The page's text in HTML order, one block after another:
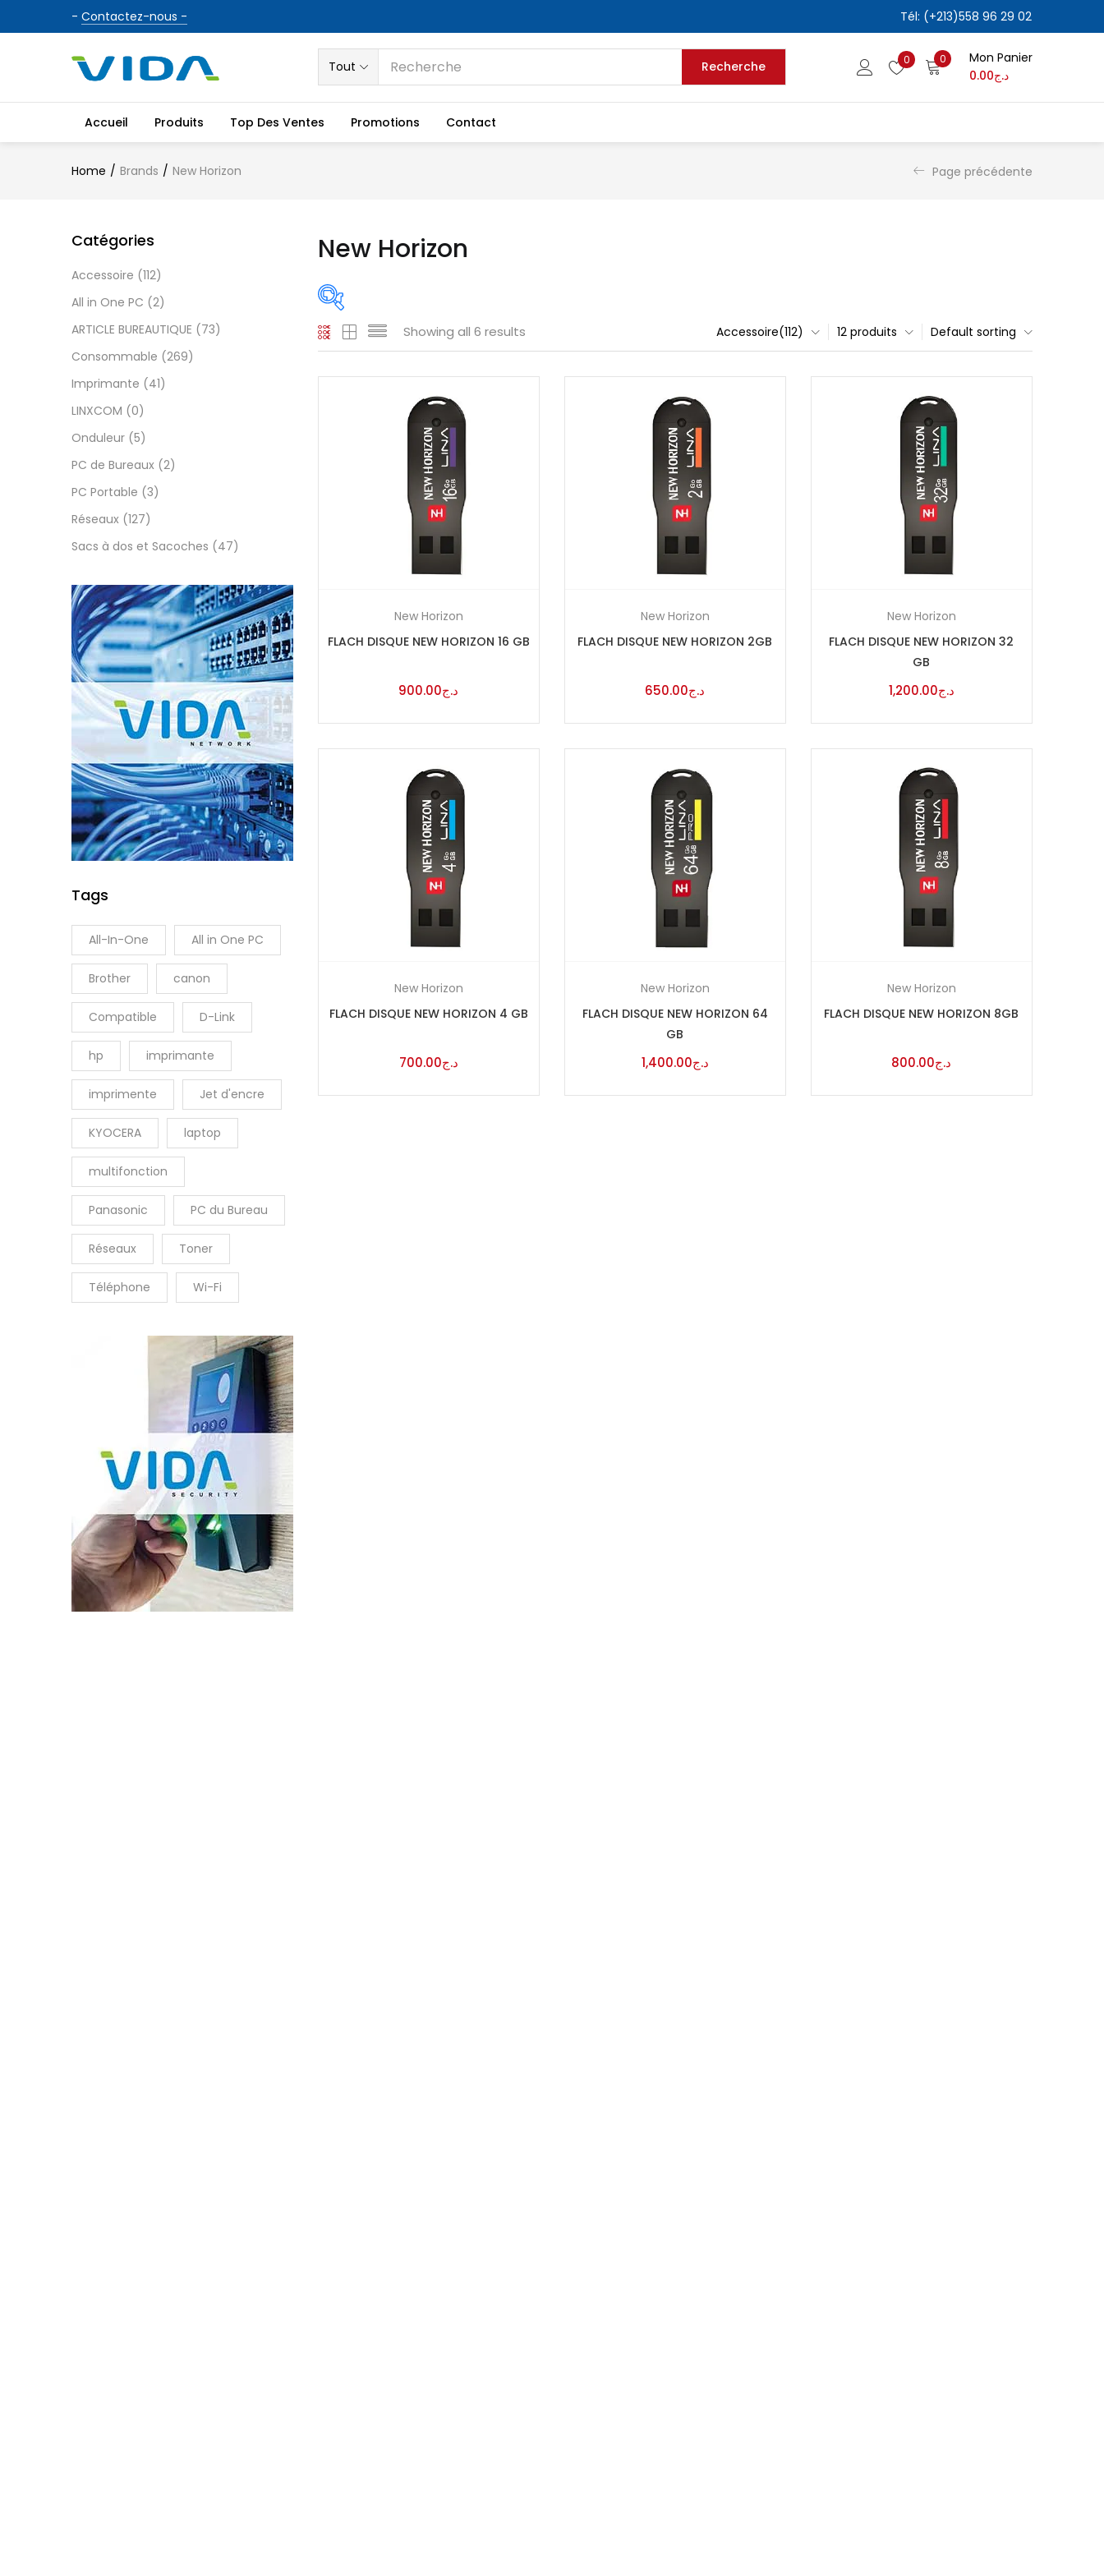
- Contactez-nous - Tél: (+213)558 96 29 02
Tout Recherche 0 0
Mon Panier
د.ج0.00
Accueil Produits Top Des Ventes Promotions Contact
Home Brands New Horizon Page précédente
New Horizon
Price
د.ج650 — د.ج1,400
Tags
Showing all 6 results Default sorting
12 produits
Accessoire(112)
New Horizon
FLACH DISQUE NEW HORIZON 16 GB
د.ج900.00
New Horizon
FLACH DISQUE NEW HORIZON 2GB
د.ج650.00
New Horizon
FLACH DISQUE NEW HORIZON 32
GB
د.ج1,200.00
New Horizon
FLACH DISQUE NEW HORIZON 4 GB
د.ج700.00
New Horizon
FLACH DISQUE NEW HORIZON 64
GB
د.ج1,400.00
New Horizon
FLACH DISQUE NEW HORIZON 8GB
د.ج800.00
Catégories
Accessoire (112)
All in One PC (2)
ARTICLE BUREAUTIQUE (73)
Consommable (269)
Imprimante (41)
LINXCOM (0)
Onduleur (5)
PC de Bureaux (2)
PC Portable (3)
Réseaux (127)
Sacs à dos et Sacoches (47)
Tags
All-In-One All in One PC
Brother canon
Compatible D-Link
hp imprimante
imprimente Jet d'encre
KYOCERA laptop
multifonction
Panasonic PC du Bureau
Réseaux Toner
Téléphone Wi-Fi